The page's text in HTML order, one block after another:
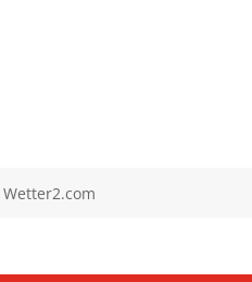
Wetter2.com